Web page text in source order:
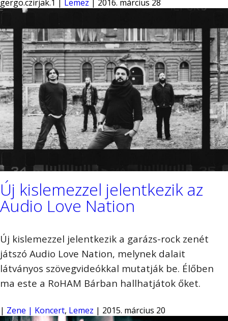
gergo.czirjak.1 | Lemez | 2016. március 28
Új kislemezzel jelentkezik az
Audio Love Nation
Új kislemezzel jelentkezik a garázs-rock zenét
játszó Audio Love Nation, melynek dalait
látványos szövegvideókkal mutatják be. Élőben
ma este a RoHAM Bárban hallhatjátok őket.
| Zene | Koncert, Lemez | 2015. március 20